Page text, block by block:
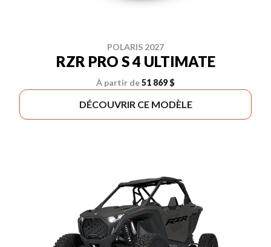
POLARIS 2027
RZR PRO S 4 ULTIMATE
À partir de51 869 $
DÉCOUVRIR CE MODÈLE